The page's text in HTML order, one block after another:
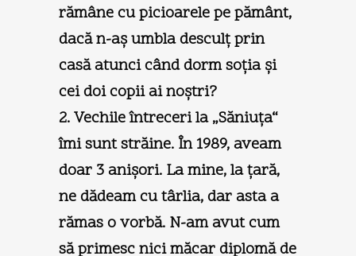
rămâne cu picioarele pe pământ,
dacă n-aş umbla desculţ prin
casă atunci când dorm soţia şi
cei doi copii ai noştri?
2. Vechile întreceri la „Săniuţa“
îmi sunt străine. În 1989, aveam
doar 3 anişori. La mine, la ţară,
ne dădeam cu târlia, dar asta a
rămas o vorbă. N-am avut cum
să primesc nici măcar diplomă de